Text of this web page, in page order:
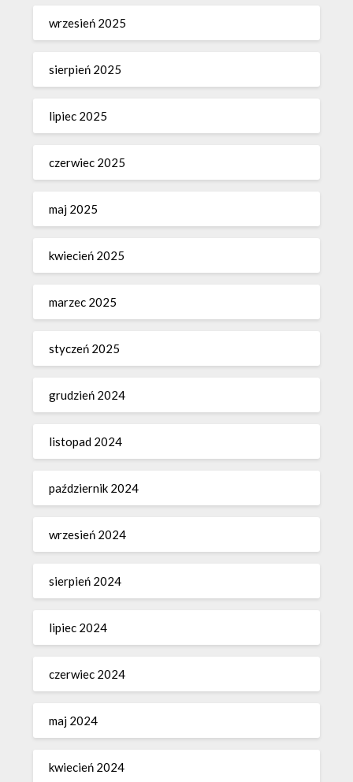
wrzesień 2025
sierpień 2025
lipiec 2025
czerwiec 2025
maj 2025
kwiecień 2025
marzec 2025
styczeń 2025
grudzień 2024
listopad 2024
październik 2024
wrzesień 2024
sierpień 2024
lipiec 2024
czerwiec 2024
maj 2024
kwiecień 2024